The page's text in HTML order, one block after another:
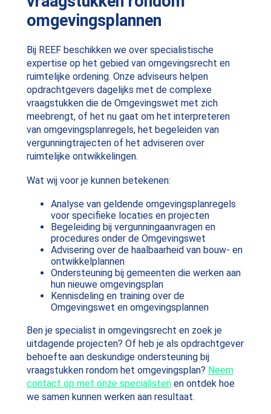
omgevingsplannen
Bij REEF beschikken we over specialistische
expertise op het gebied van omgevingsrecht en
ruimtelijke ordening. Onze adviseurs helpen
opdrachtgevers dagelijks met de complexe
vraagstukken die de Omgevingswet met zich
meebrengt, of het nu gaat om het interpreteren
van omgevingsplanregels, het begeleiden van
vergunningtrajecten of het adviseren over
ruimtelijke ontwikkelingen.
Wat wij voor je kunnen betekenen:
Analyse van geldende omgevingsplanregels
voor specifieke locaties en projecten
Begeleiding bij vergunningaanvragen en
procedures onder de Omgevingswet
Advisering over de haalbaarheid van bouw- en
ontwikkelplannen
Ondersteuning bij gemeenten die werken aan
hun nieuwe omgevingsplan
Kennisdeling en training over de
Omgevingswet en omgevingsplannen
Ben je specialist in omgevingsrecht en zoek je
uitdagende projecten? Of heb je als opdrachtgever
behoefte aan deskundige ondersteuning bij
vraagstukken rondom het omgevingsplan? Neem
contact op met onze specialistenen ontdek hoe
we samen kunnen werken aan resultaat.